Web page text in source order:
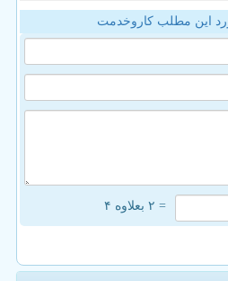
این مطلب کاروخدمت
= ۲ بعلاوه ۴